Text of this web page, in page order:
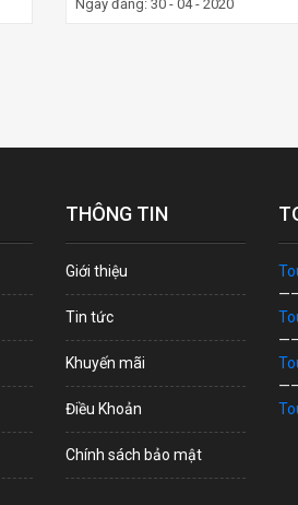
Ngày đăng: 30 - 04 - 2020
THÔNG TIN
Giới thiệu
Tin tức
Khuyến mãi
Điều Khoản
Chính sách bảo mật